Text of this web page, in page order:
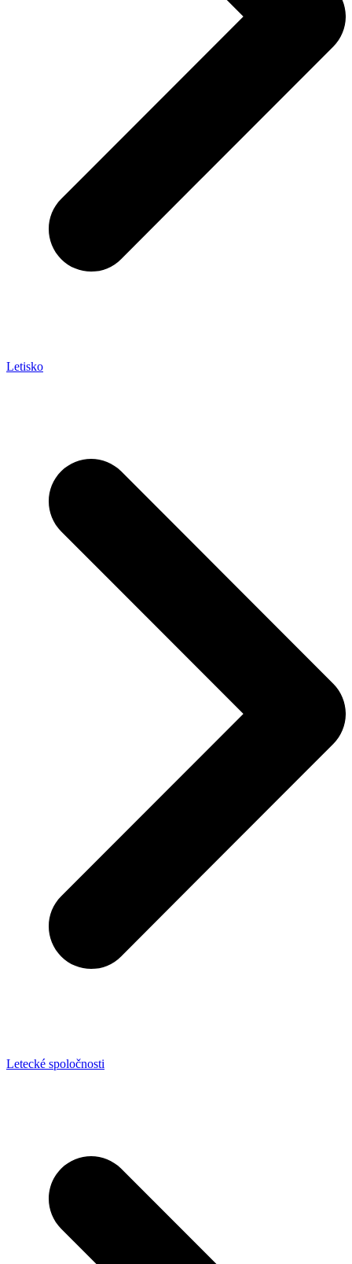
Letisko
Letecké spoločnosti